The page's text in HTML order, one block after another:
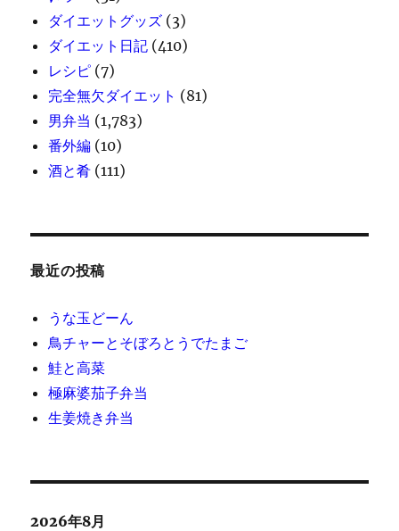
ダイエットグッズ (3)
ダイエット日記 (410)
レシピ (7)
完全無欠ダイエット (81)
男弁当 (1,783)
番外編 (10)
酒と肴 (111)
最近の投稿
うな玉どーん
鳥チャーとそぼろとうでたまご
鮭と高菜
極麻婆茄子弁当
生姜焼き弁当
2026年8月